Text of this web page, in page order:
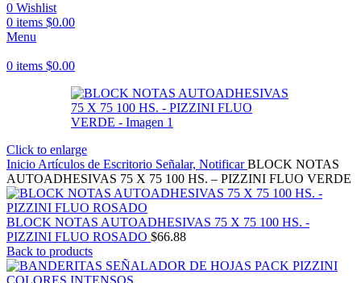
0 Wishlist
0 items $0.00
Menu
0 items $0.00
Click to enlarge
Inicio Artículos de Escritorio Señalar, NotificarBLOCK NOTAS
AUTOADHESIVAS 75 X 75 100 HS. – PIZZINI FLUO VERDE
BLOCK NOTAS AUTOADHESIVAS 75 X 75 100 HS. -
PIZZINI FLUO ROSADO $66.88
Back to products